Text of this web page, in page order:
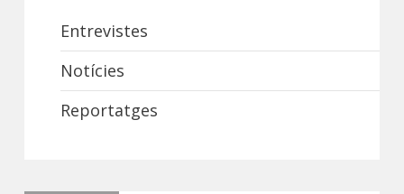
Entrevistes
Notícies
Reportatges